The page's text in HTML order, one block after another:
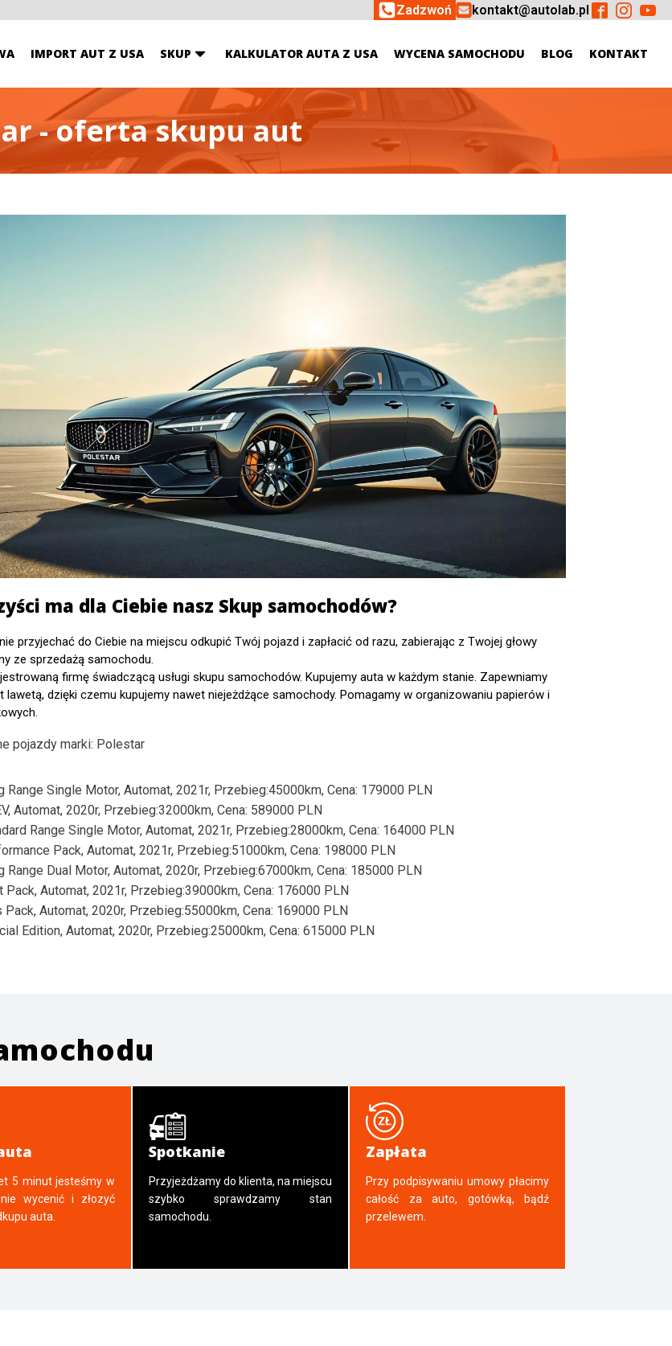
Zadzwoń kontakt@autolab.pl
IMPORT AUT Z USA SKUP KALKULATOR AUTA Z USA WYCENA SAMOCHODU BLOG KONTAKT
- oferta skupu aut
ma dla Ciebie nasz Skup samochodów?
przyjechać do Ciebie na miejscu odkupić Twój pojazd i zapłacić od razu, zabierając z Twojej głowy
ze sprzedażą samochodu.
firmę świadczącą usługi skupu samochodów. Kupujemy auta w każdym stanie. Zapewniamy
lawetą, dzięki czemu kupujemy nawet niejeżdżące samochody. Pomagamy w organizowaniu papierów i
pojazdy marki: Polestar
Range Single Motor, Automat, 2021r, Przebieg:45000km, Cena: 179000 PLN
Automat, 2020r, Przebieg:32000km, Cena: 589000 PLN
Range Single Motor, Automat, 2021r, Przebieg:28000km, Cena: 164000 PLN
Pack, Automat, 2021r, Przebieg:51000km, Cena: 198000 PLN
Range Dual Motor, Automat, 2020r, Przebieg:67000km, Cena: 185000 PLN
Automat, 2021r, Przebieg:39000km, Cena: 176000 PLN
Automat, 2020r, Przebieg:55000km, Cena: 169000 PLN
Edition, Automat, 2020r, Przebieg:25000km, Cena: 615000 PLN
5 minut jesteśmy w
wycenić i złozyć
auta.
Spotkanie
Przyjeżdżamy do klienta, na miejscu
szybko sprawdzamy stan
samochodu.
Zapłata
Przy podpisywaniu umowy płacimy
całość za auto, gotówką, bądź
przelewem.